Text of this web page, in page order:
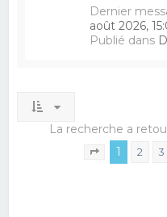
Dernier
août 2026,
Publié dans
La recherche a
Page sur 40
1 2 3